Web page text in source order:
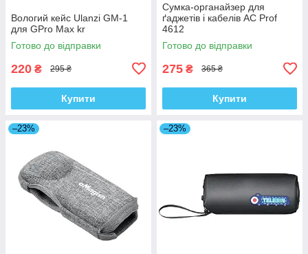
Вологий кейс Ulanzi GM-1
для GPro Max kr
Готово до відправки
220 ₴ 295 ₴
Купити
Сумка-органайзер для
ґаджетів і кабелів AC Prof
4612
Готово до відправки
275 ₴ 365 ₴
Купити
–23% –23%